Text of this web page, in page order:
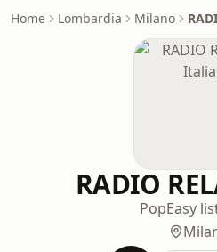
Home Lombardia Milano
RADIO
PopEasy